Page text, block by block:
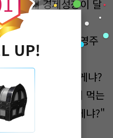
을 통해 경제성장이 달
데미언 자작처럼 영주
애기야."
리를 하고 있는 게냐?
이 영주민들 등처 먹는
얘기하고 있는 게냐?"
UP!